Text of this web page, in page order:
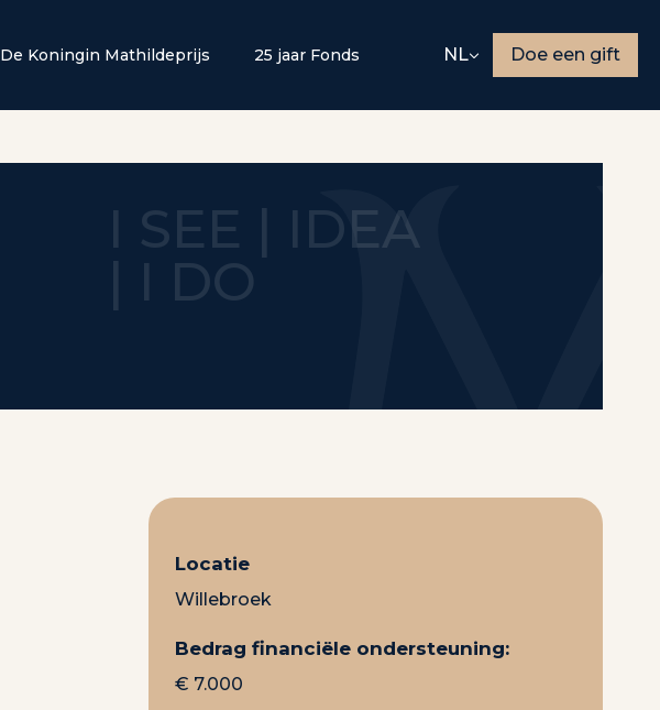
De Koningin Mathildeprijs 25 jaar Fonds NL Doe een gift
I SEE | IDEA
| I DO
Locatie
Willebroek
Bedrag financiële ondersteuning:
€ 7.000